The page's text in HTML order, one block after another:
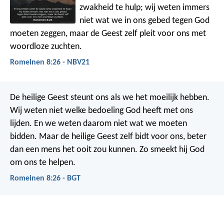
zwakheid te hulp; wij weten immers
niet wat we in ons gebed tegen God
moeten zeggen, maar de Geest zelf pleit voor ons met
woordloze zuchten.
Romeinen 8:26 - NBV21
De heilige Geest steunt ons als we het moeilijk hebben.
Wij weten niet welke bedoeling God heeft met ons
lijden. En we weten daarom niet wat we moeten
bidden. Maar de heilige Geest zelf bidt voor ons, beter
dan een mens het ooit zou kunnen. Zo smeekt hij God
om ons te helpen.
Romeinen 8:26 - BGT